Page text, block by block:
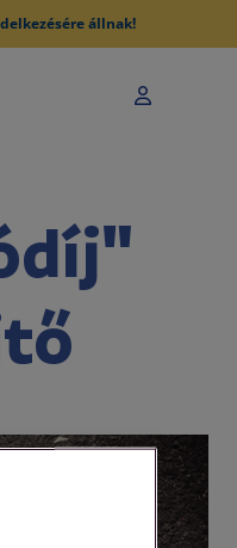
állnak!